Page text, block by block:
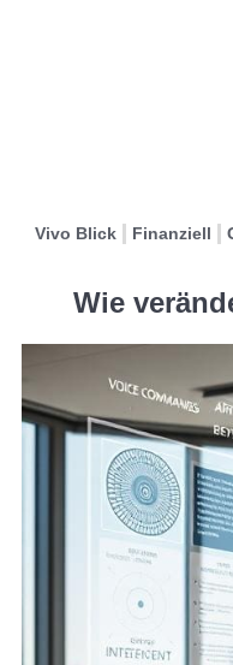
Vivo Blick Finanziell
Wie